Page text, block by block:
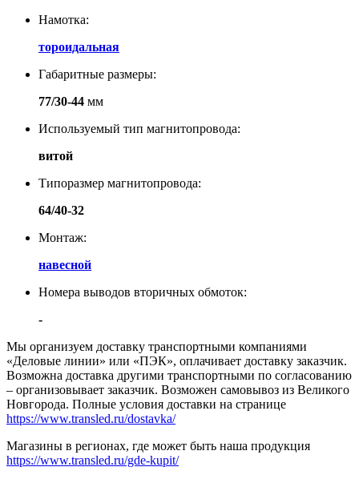
Намотка:
тороидальная
Габаритные размеры:
77/30-44 мм
Используемый тип магнитопровода:
витой
Типоразмер магнитопровода:
64/40-32
Монтаж:
навесной
Номера выводов вторичных обмоток:
-
Мы организуем доставку транспортными компаниями
«Деловые линии» или «ПЭК», оплачивает доставку заказчик.
Возможна доставка другими транспортными по согласованию
– организовывает заказчик. Возможен самовывоз из Великого
Новгорода. Полные условия доставки на странице
https://www.transled.ru/dostavka/
Магазины в регионах, где может быть наша продукция
https://www.transled.ru/gde-kupit/